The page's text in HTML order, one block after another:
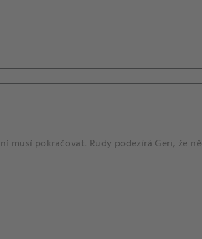
musí pokračovat. Rudy podezírá Geri, že